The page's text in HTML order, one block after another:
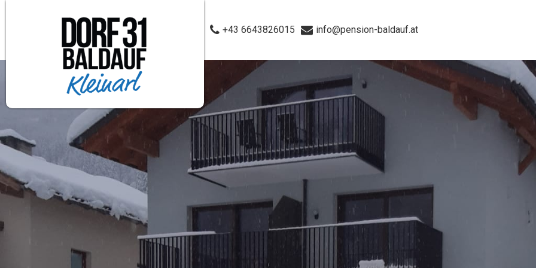
+43 6643826015 info@pension-baldauf.at